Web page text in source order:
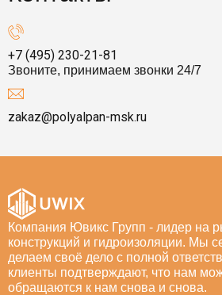
+7 (495) 230-21-81
Звоните, принимаем звонки 24/7
zakaz@polyalpan-msk.ru
Компания Ювикс Групп - лидер на
конструкций и гидроизоляции. Мы
делаем своё дело с полной
клиенты подтверждают, что нам
обращаются к нам снова и снова.